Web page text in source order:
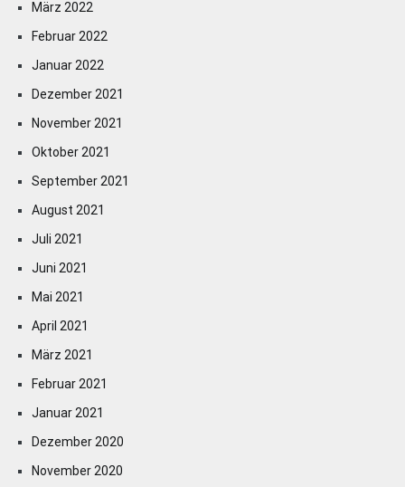
März 2022
Februar 2022
Januar 2022
Dezember 2021
November 2021
Oktober 2021
September 2021
August 2021
Juli 2021
Juni 2021
Mai 2021
April 2021
März 2021
Februar 2021
Januar 2021
Dezember 2020
November 2020